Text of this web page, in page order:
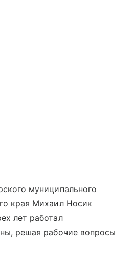
муниципального
края Михаил Носик
лет работал
решая рабочие вопросы